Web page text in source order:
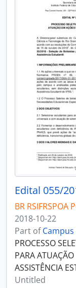
Edital 055/
BR RSIFRSPOA
2018-10-22
Part ofCampus
PROCESSO
PARA
ASSISTÊNCIA
Untitled